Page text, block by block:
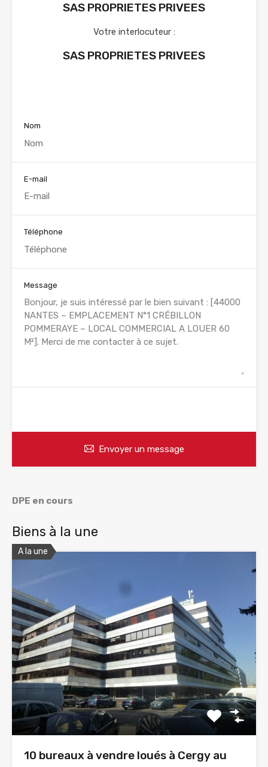
SAS PROPRIETES PRIVEES
Votre interlocuteur :
SAS PROPRIETES PRIVEES
Nom
E-mail
Téléphone
Message
Envoyer un message
DPE en cours
Biens à la une
A la une
10 bureaux à vendre loués à Cergy au